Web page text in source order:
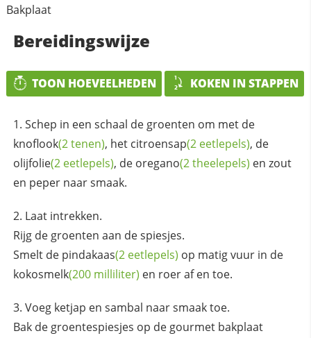
Bakplaat
Bereidingswijze
TOON HOEVEELHEDEN KOKEN IN STAPPEN
Schep in een schaal de groenten om met de
knoflook(2 tenen), het citroensap(2 eetlepels), de
olijfolie(2 eetlepels), de oregano(2 theelepels) en zout
en peper naar smaak.
Laat intrekken.
Rijg de groenten aan de spiesjes.
Smelt de pindakaas(2 eetlepels) op matig vuur in de
kokosmelk(200 milliliter) en roer af en toe.
Voeg ketjap en sambal naar smaak toe.
Bak de groentespiesjes op de gourmet bakplaat